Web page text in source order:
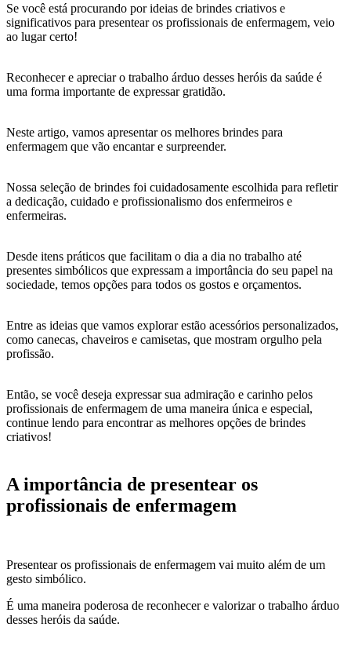
Se você está procurando por ideias de brindes criativos e
significativos para presentear os profissionais de enfermagem, veio
ao lugar certo!
Reconhecer e apreciar o trabalho árduo desses heróis da saúde é
uma forma importante de expressar gratidão.
Neste artigo, vamos apresentar os melhores brindes para
enfermagem que vão encantar e surpreender.
Nossa seleção de brindes foi cuidadosamente escolhida para refletir
a dedicação, cuidado e profissionalismo dos enfermeiros e
enfermeiras.
Desde itens práticos que facilitam o dia a dia no trabalho até
presentes simbólicos que expressam a importância do seu papel na
sociedade, temos opções para todos os gostos e orçamentos.
Entre as ideias que vamos explorar estão acessórios personalizados,
como canecas, chaveiros e camisetas, que mostram orgulho pela
profissão.
Então, se você deseja expressar sua admiração e carinho pelos
profissionais de enfermagem de uma maneira única e especial,
continue lendo para encontrar as melhores opções de brindes
criativos!
A importância de presentear os
profissionais de enfermagem
Presentear os profissionais de enfermagem vai muito além de um
gesto simbólico.
É uma maneira poderosa de reconhecer e valorizar o trabalho árduo
desses heróis da saúde.